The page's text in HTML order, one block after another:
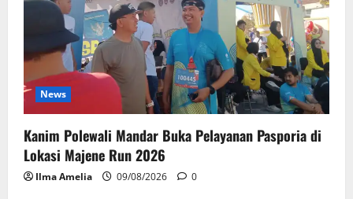
News
Kanim Polewali Mandar Buka Pelayanan Pasporia di
Lokasi Majene Run 2026
Ilma Amelia 09/08/2026 0